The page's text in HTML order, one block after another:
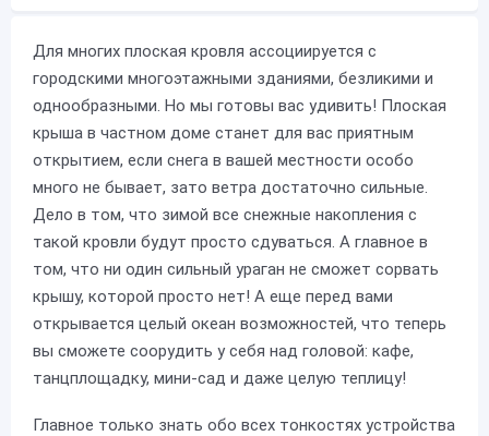
Для многих плоская кровля ассоциируется с
городскими многоэтажными зданиями, безликими и
однообразными. Но мы готовы вас удивить! Плоская
крыша в частном доме станет для вас приятным
открытием, если снега в вашей местности особо
много не бывает, зато ветра достаточно сильные.
Дело в том, что зимой все снежные накопления с
такой кровли будут просто сдуваться. А главное в
том, что ни один сильный ураган не сможет сорвать
крышу, которой просто нет! А еще перед вами
открывается целый океан возможностей, что теперь
вы сможете соорудить у себя над головой: кафе,
танцплощадку, мини-сад и даже целую теплицу!
Главное только знать обо всех тонкостях устройства